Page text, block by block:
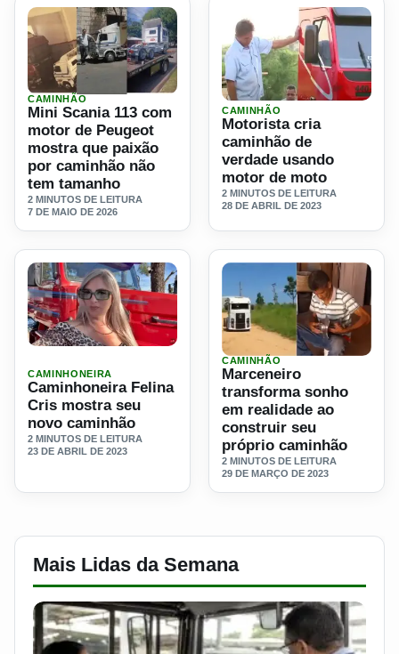
Ler materia: Mini Scania 113 com motor de Peugeot
CAMINHÃO
Mini Scania 113 com
motor de Peugeot
mostra que paixão
por caminhão não
tem tamanho
2 MINUTOS DE LEITURA
7 DE MAIO DE 2026
Ler materia: Motorista cria
CAMINHÃO
Motorista cria
caminhão de
verdade usando
motor de moto
2 MINUTOS DE LEITURA
28 DE ABRIL DE 2023
Ler materia: Caminhoneira Felina Cris mostra seu novo
CAMINHONEIRA
Caminhoneira Felina
Cris mostra seu
novo caminhão
2 MINUTOS DE LEITURA
23 DE ABRIL DE 2023
Ler materia: Marceneiro
CAMINHÃO
Marceneiro
transforma sonho
em realidade ao
construir seu
próprio caminhão
2 MINUTOS DE LEITURA
29 DE MARÇO DE 2023
Mais Lidas da Semana